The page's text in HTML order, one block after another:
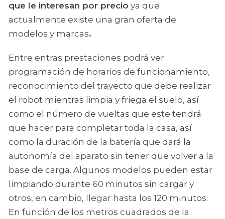
que le interesan por precio ya que
actualmente existe una gran oferta de
modelos y marcas.
Entre entras prestaciones podrá ver
programación de horarios de funcionamiento,
reconocimiento del trayecto que debe realizar
el robot mientras limpia y friega el suelo, así
como el número de vueltas que este tendrá
que hacer para completar toda la casa, así
como la duración de la batería que dará la
autonomía del aparato sin tener que volver a la
base de carga. Algunos modelos pueden estar
limpiando durante 60 minutos sin cargar y
otros, en cambio, llegar hasta los 120 minutos.
En función de los metros cuadrados de la